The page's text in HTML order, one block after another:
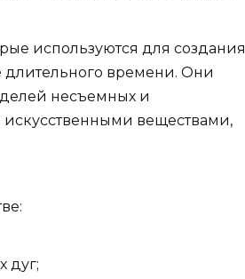
используются для создания
длительного времени. Они
несъемных и
веществами,
дуг;